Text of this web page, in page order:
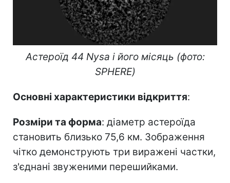
Астероїд 44 Nysa і його місяць (фото:
SPHERE)
Основні характеристики відкриття:
Розміри та форма: діаметр астероїда
становить близько 75,6 км. Зображення
чітко демонструють три виражені частки,
з'єднані звуженими перешийками.